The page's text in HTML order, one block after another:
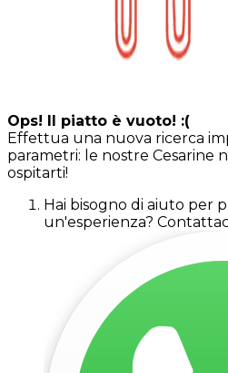
Ops! Il piatto è vuoto! :(
Effettua una nuova ricerca
parametri: le nostre Cesarine
ospitarti!
Hai bisogno di aiuto per
un'esperienza?